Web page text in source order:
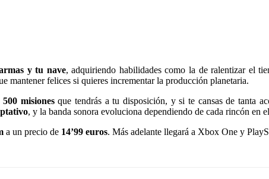
y tu nave, adquiriendo habilidades como la de ralentizar el
mantener felices si quieres incrementar la producción planetaria.
500 misionesque tendrás a tu disposición, y si te cansas de tanta
, y la banda sonora evoluciona dependiendo de cada rincón en
a un precio de 14’99 euros. Más adelante llegará a Xbox One y